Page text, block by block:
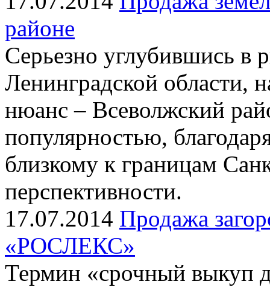
районе
Серьезно углубившись
Ленинградской области,
нюанс – Всеволжский
популярностью,
близкому к границам
перспективности.
17.07.2014 Продажа
«РОСЛЕКС»
Термин «срочный выкуп